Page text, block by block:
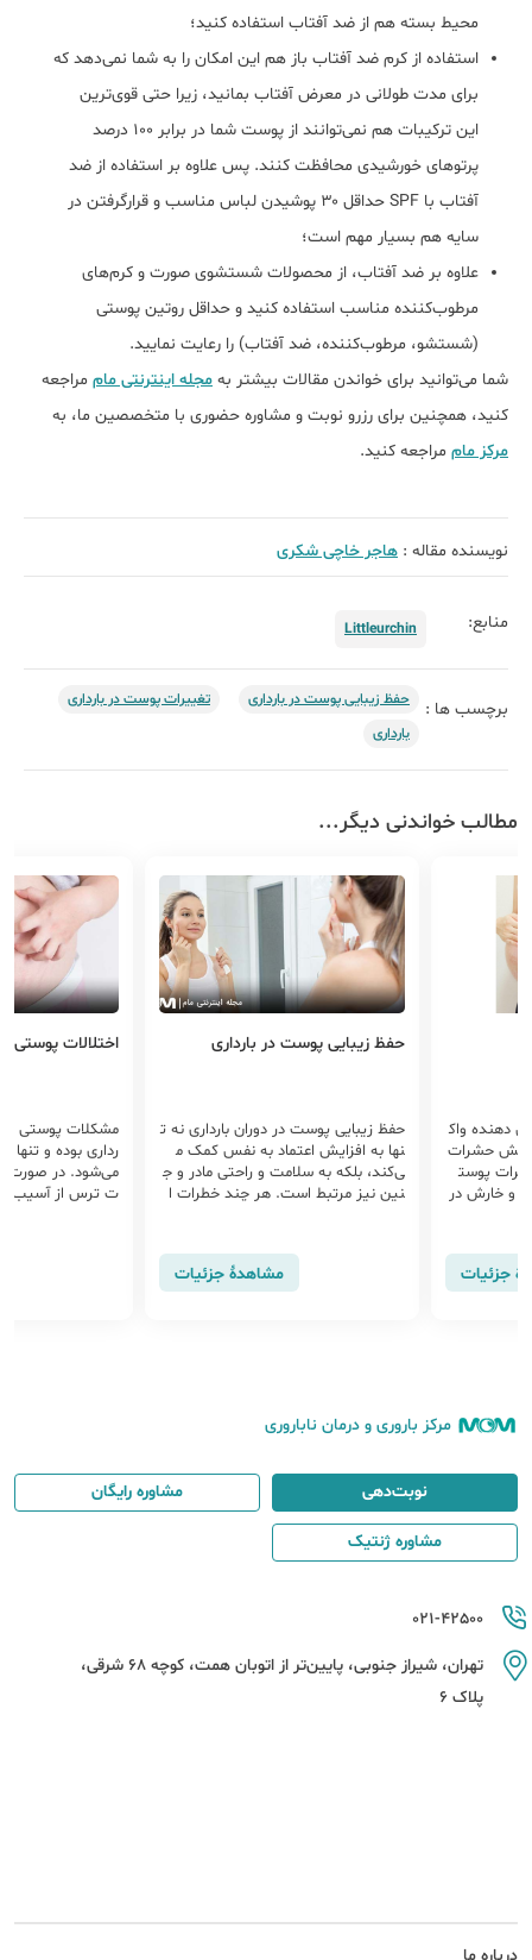
محیط بسته هم از ضد آفتاب استفاده کنید؛
استفاده از کرم ضد آفتاب باز هم این امکان را به شما نمی‌دهد که
برای مدت طولانی در معرض آفتاب بمانید، زیرا حتی قوی‌ترین
این ترکیبات هم نمی‌توانند از پوست شما در برابر ۱۰۰ درصد
پرتوهای خورشیدی محافظت کنند. پس علاوه بر استفاده از ضد
آفتاب با SPF حداقل ۳۰ پوشیدن لباس مناسب و قرارگرفتن در
سایه هم بسیار مهم است؛
علاوه بر ضد آفتاب، از محصولات شست‎شوی صورت و کرم‌های
مرطوب‌کننده مناسب استفاده کنید و حداقل روتین پوستی
(شستشو، مرطوب‌کننده، ضد آفتاب) را رعایت نمایید.
شما می‌توانید برای خواندن مقالات بیشتر به مجله اینترنتی مام مراجعه
کنید، همچنین برای رزرو نوبت و مشاوره حضوری با متخصصین ما، به
مرکز مام مراجعه کنید.
نویسنده مقاله : هاجر خاچی شکری
منابع: Littleurchin
برچسب ها : حفظ زیبایی پوست در بارداری
تغییرات پوست در بارداری
بارداری
مطالب خواندنی دیگر...
دوران بارداری نه ت
به نفس کمک م
و راحتی مادر و ج
هر چند خطرات ا
آرایشی کاملاً وا
مشاهدهٔ جزئیات
اختلالات پوستی در بارداری
مشکلات پوستی جز اختلالات نادر طی با
رداری بوده و تنها در 5% بارداری ها دیده
می‌شود. در صورت بروز این‌گونه اختلالا
ت ترس از آسیب رسیدن به جنین سب
مشاهدهٔ جزئیات
تغییرات
تغییرات
ت. اغلب
غییراتی
ی دوره‌ای
مرکز باروری و درمان ناباروری
021-42500
تهران، شیراز جنوبی، پایین‌تر از اتوبان همت، کوچه 68 شرقی،
پلاک 6
نوبت‌دهی مشاوره رایگان
مشاوره ژنتیک